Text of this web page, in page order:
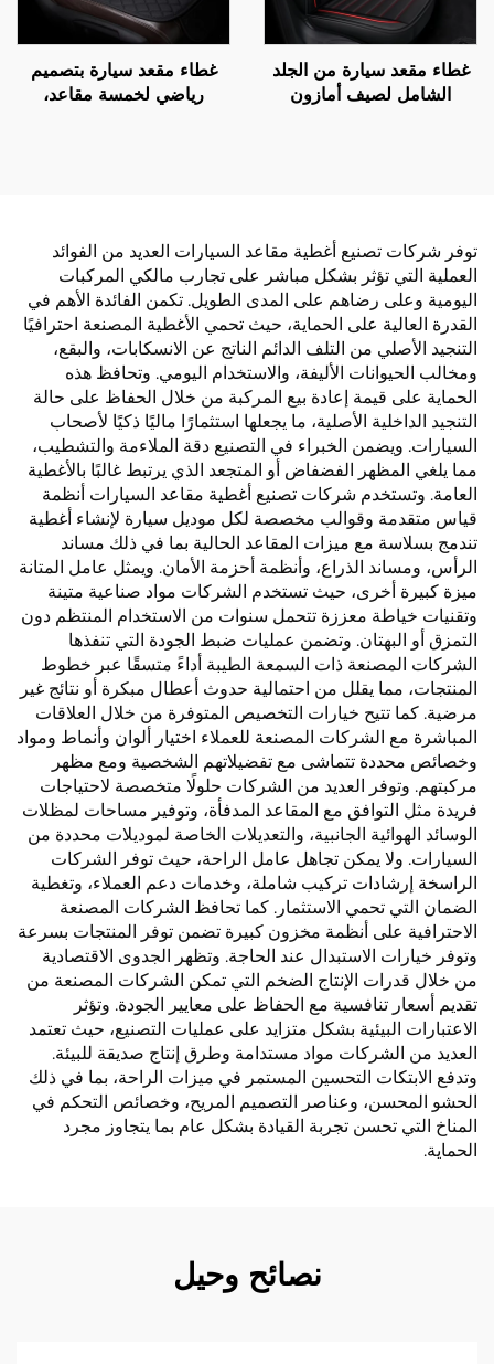
غطاء مقعد سيارة من الجلد
الشامل لصيف أمازون
غطاء مقعد سيارة بتصميم
رياضي لخمسة مقاعد،
توفر شركات تصنيع أغطية مقاعد السيارات العديد من الفوائد
العملية التي تؤثر بشكل مباشر على تجارب مالكي المركبات
اليومية وعلى رضاهم على المدى الطويل. تكمن الفائدة الأهم في
القدرة العالية على الحماية، حيث تحمي الأغطية المصنعة احترافيًا
التنجيد الأصلي من التلف الدائم الناتج عن الانسكابات، والبقع،
ومخالب الحيوانات الأليفة، والاستخدام اليومي. وتحافظ هذه
الحماية على قيمة إعادة بيع المركبة من خلال الحفاظ على حالة
التنجيد الداخلية الأصلية، ما يجعلها استثمارًا ماليًا ذكيًا لأصحاب
السيارات. ويضمن الخبراء في التصنيع دقة الملاءمة والتشطيب،
مما يلغي المظهر الفضفاض أو المتجعد الذي يرتبط غالبًا بالأغطية
العامة. وتستخدم شركات تصنيع أغطية مقاعد السيارات أنظمة
قياس متقدمة وقوالب مخصصة لكل موديل سيارة لإنشاء أغطية
تندمج بسلاسة مع ميزات المقاعد الحالية بما في ذلك مساند
الرأس، ومساند الذراع، وأنظمة أحزمة الأمان. ويمثل عامل المتانة
ميزة كبيرة أخرى، حيث تستخدم الشركات مواد صناعية متينة
وتقنيات خياطة معززة تتحمل سنوات من الاستخدام المنتظم دون
التمزق أو البهتان. وتضمن عمليات ضبط الجودة التي تنفذها
الشركات المصنعة ذات السمعة الطيبة أداءً متسقًا عبر خطوط
المنتجات، مما يقلل من احتمالية حدوث أعطال مبكرة أو نتائج غير
مرضية. كما تتيح خيارات التخصيص المتوفرة من خلال العلاقات
المباشرة مع الشركات المصنعة للعملاء اختيار ألوان وأنماط ومواد
وخصائص محددة تتماشى مع تفضيلاتهم الشخصية ومع مظهر
مركبتهم. وتوفر العديد من الشركات حلولًا متخصصة لاحتياجات
فريدة مثل التوافق مع المقاعد المدفأة، وتوفير مساحات لمظلات
الوسائد الهوائية الجانبية، والتعديلات الخاصة لموديلات محددة من
السيارات. ولا يمكن تجاهل عامل الراحة، حيث توفر الشركات
الراسخة إرشادات تركيب شاملة، وخدمات دعم العملاء، وتغطية
الضمان التي تحمي الاستثمار. كما تحافظ الشركات المصنعة
الاحترافية على أنظمة مخزون كبيرة تضمن توفر المنتجات بسرعة
وتوفر خيارات الاستبدال عند الحاجة. وتظهر الجدوى الاقتصادية
من خلال قدرات الإنتاج الضخم التي تمكن الشركات المصنعة من
تقديم أسعار تنافسية مع الحفاظ على معايير الجودة. وتؤثر
الاعتبارات البيئية بشكل متزايد على عمليات التصنيع، حيث تعتمد
العديد من الشركات مواد مستدامة وطرق إنتاج صديقة للبيئة.
وتدفع الابتكات التحسين المستمر في ميزات الراحة، بما في ذلك
الحشو المحسن، وعناصر التصميم المريح، وخصائص التحكم في
المناخ التي تحسن تجربة القيادة بشكل عام بما يتجاوز مجرد
الحماية.
نصائح وحيل